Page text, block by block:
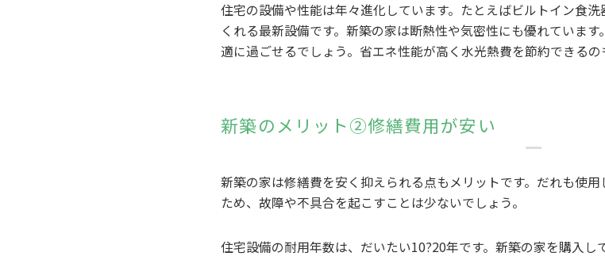
住宅の設備や性能は年々進化しています。たとえばビルトイン食
くれる最新設備です。新築の家は断熱性や気密性にも優れていま
適に過ごせるでしょう。省エネ性能が高く水光熱費を節約できるの
新築のメリット②修繕費用が安い
新築の家は修繕費を安く抑えられる点もメリットです。だれも使
ため、故障や不具合を起こすことは少ないでしょう。
住宅設備の耐用年数は、だいたい10?20年です。新築の家を購入